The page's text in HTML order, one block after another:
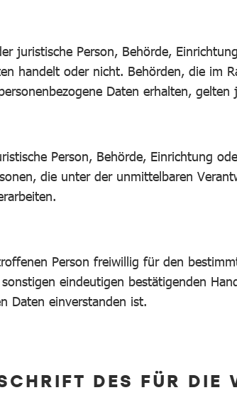
juristische Person, Behörde,
handelt oder nicht. Behörden, die im
Daten erhalten, gelten
Person, Behörde, Einrichtung
die unter der unmittelbaren
Person freiwillig für den
eindeutigen bestätigenden
Daten einverstanden ist.
DES FÜR DIE